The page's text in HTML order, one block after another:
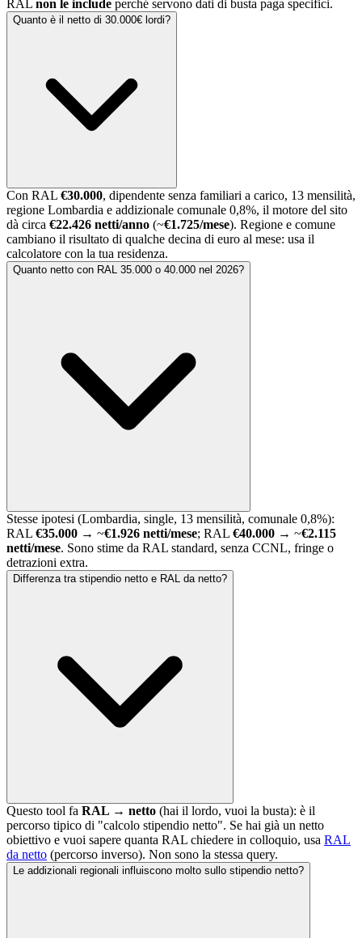
RAL non le include perché servono dati di busta paga specifici.
Quanto è il netto di 30.000€ lordi?
Con RAL €30.000, dipendente senza familiari a carico, 13 mensilità,
regione Lombardia e addizionale comunale 0,8%, il motore del sito
dà circa €22.426 netti/anno (~€1.725/mese). Regione e comune
cambiano il risultato di qualche decina di euro al mese: usa il
calcolatore con la tua residenza.
Quanto netto con RAL 35.000 o 40.000 nel 2026?
Stesse ipotesi (Lombardia, single, 13 mensilità, comunale 0,8%):
RAL €35.000 → ~€1.926 netti/mese; RAL €40.000 → ~€2.115
netti/mese. Sono stime da RAL standard, senza CCNL, fringe o
detrazioni extra.
Differenza tra stipendio netto e RAL da netto?
Questo tool fa RAL → netto (hai il lordo, vuoi la busta): è il
percorso tipico di "calcolo stipendio netto". Se hai già un netto
obiettivo e vuoi sapere quanta RAL chiedere in colloquio, usa RAL
da netto (percorso inverso). Non sono la stessa query.
Le addizionali regionali influiscono molto sullo stipendio netto?